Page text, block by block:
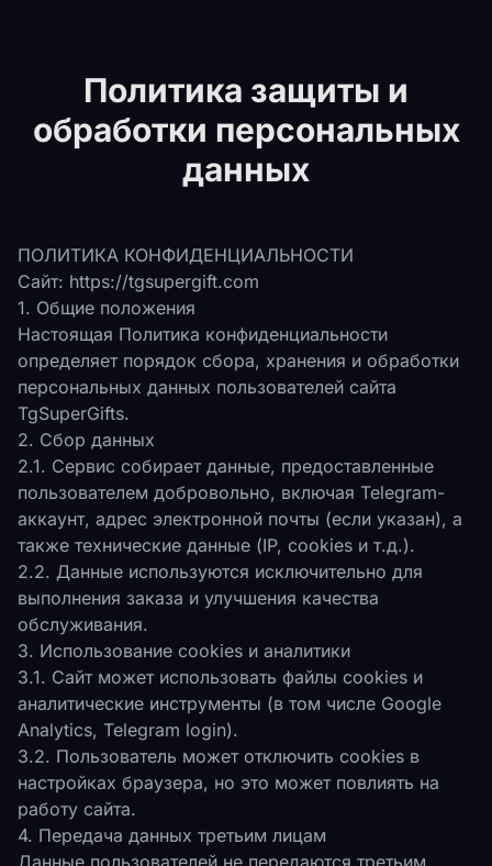
Политика защиты и
обработки персональных
данных
ПОЛИТИКА КОНФИДЕНЦИАЛЬНОСТИ
Сайт: https://tgsupergift.com
1. Общие положения
Настоящая Политика конфиденциальности
определяет порядок сбора, хранения и обработки
персональных данных пользователей сайта
TgSuperGifts.
2. Сбор данных
2.1. Сервис собирает данные, предоставленные
пользователем добровольно, включая Telegram-
аккаунт, адрес электронной почты (если указан), а
также технические данные (IP, cookies и т.д.).
2.2. Данные используются исключительно для
выполнения заказа и улучшения качества
обслуживания.
3. Использование cookies и аналитики
3.1. Сайт может использовать файлы cookies и
аналитические инструменты (в том числе Google
Analytics, Telegram login).
3.2. Пользователь может отключить cookies в
настройках браузера, но это может повлиять на
работу сайта.
4. Передача данных третьим лицам
Данные пользователей не передаются третьим